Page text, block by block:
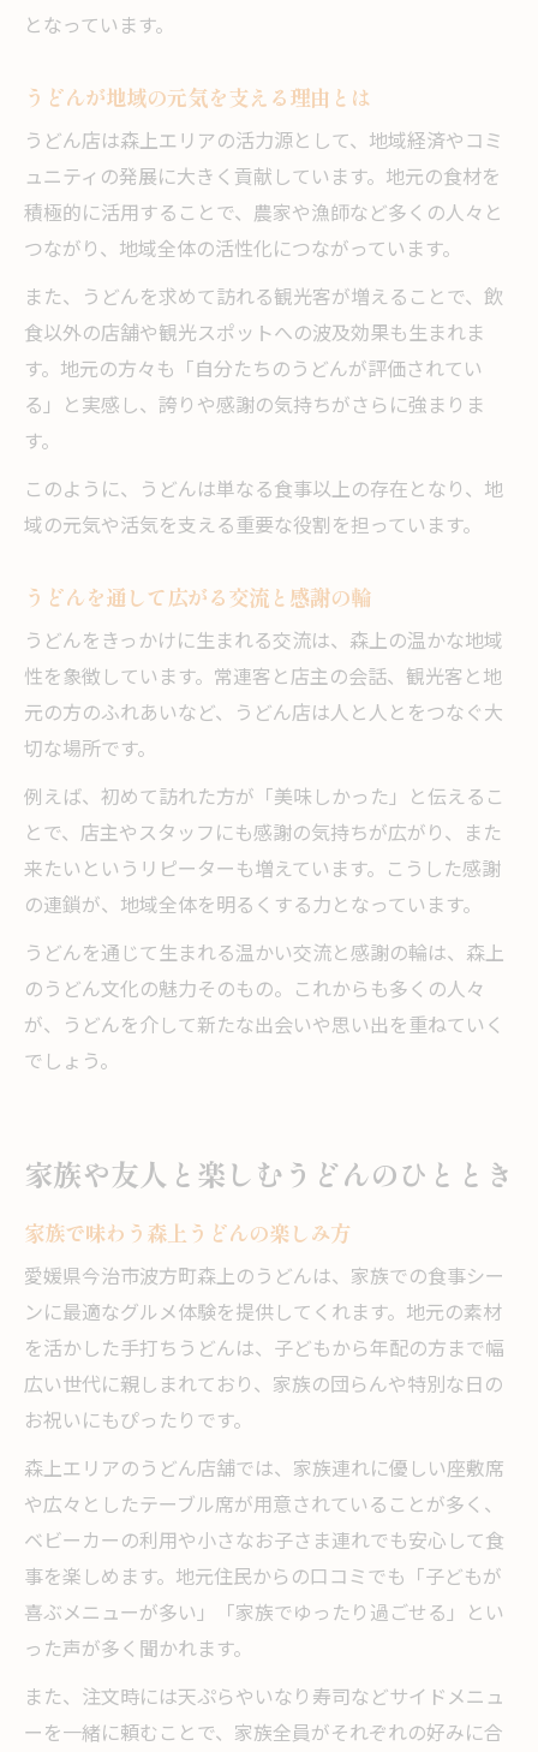
となっています。
うどんが地域の元気を支える理由とは
うどん店は森上エリアの活力源として、地域経済やコミ
ュニティの発展に大きく貢献しています。地元の食材を
積極的に活用することで、農家や漁師など多くの人々と
つながり、地域全体の活性化につながっています。
また、うどんを求めて訪れる観光客が増えることで、飲
食以外の店舗や観光スポットへの波及効果も生まれま
す。地元の方々も「自分たちのうどんが評価されてい
る」と実感し、誇りや感謝の気持ちがさらに強まりま
す。
このように、うどんは単なる食事以上の存在となり、地
域の元気や活気を支える重要な役割を担っています。
うどんを通して広がる交流と感謝の輪
うどんをきっかけに生まれる交流は、森上の温かな地域
性を象徴しています。常連客と店主の会話、観光客と地
元の方のふれあいなど、うどん店は人と人とをつなぐ大
切な場所です。
例えば、初めて訪れた方が「美味しかった」と伝えるこ
とで、店主やスタッフにも感謝の気持ちが広がり、また
来たいというリピーターも増えています。こうした感謝
の連鎖が、地域全体を明るくする力となっています。
うどんを通じて生まれる温かい交流と感謝の輪は、森上
のうどん文化の魅力そのもの。これからも多くの人々
が、うどんを介して新たな出会いや思い出を重ねていく
でしょう。
家族や友人と楽しむうどんのひととき
家族で味わう森上うどんの楽しみ方
愛媛県今治市波方町森上のうどんは、家族での食事シー
ンに最適なグルメ体験を提供してくれます。地元の素材
を活かした手打ちうどんは、子どもから年配の方まで幅
広い世代に親しまれており、家族の団らんや特別な日の
お祝いにもぴったりです。
森上エリアのうどん店舗では、家族連れに優しい座敷席
や広々としたテーブル席が用意されていることが多く、
ベビーカーの利用や小さなお子さま連れでも安心して食
事を楽しめます。地元住民からの口コミでも「子どもが
喜ぶメニューが多い」「家族でゆったり過ごせる」とい
った声が多く聞かれます。
また、注文時には天ぷらやいなり寿司などサイドメニュ
ーを一緒に頼むことで、家族全員がそれぞれの好みに合